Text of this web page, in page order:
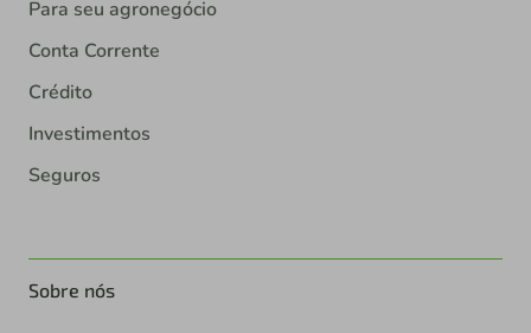
Para seu agronegócio
Conta Corrente
Crédito
Investimentos
Seguros
Sobre nós